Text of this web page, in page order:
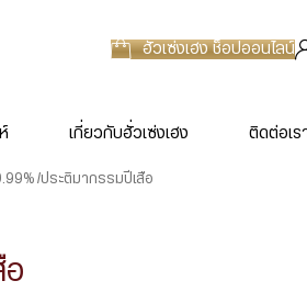
ฮั่วเซ่งเฮงช็อปออนไลน์
เกี่ยวกับฮั่วเซ่งเฮง ติดต่อเร
ประติมากรรมปีเสือ
อ